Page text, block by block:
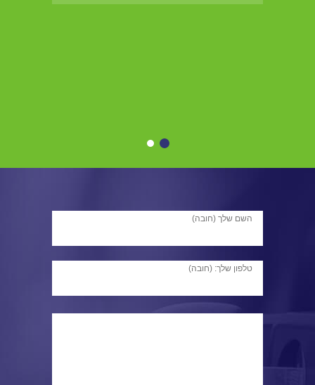
השם שלך (חובה)
טלפון שלך: (חובה)